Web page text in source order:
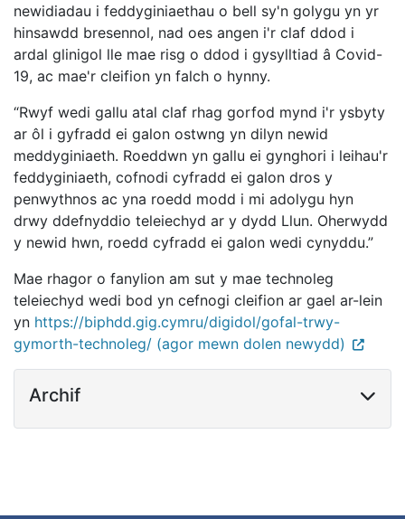
newidiadau i feddyginiaethau o bell sy'n golygu yn yr
hinsawdd bresennol, nad oes angen i'r claf ddod i
ardal glinigol lle mae risg o ddod i gysylltiad â Covid-
19, ac mae'r cleifion yn falch o hynny.
“Rwyf wedi gallu atal claf rhag gorfod mynd i'r ysbyty
ar ôl i gyfradd ei galon ostwng yn dilyn newid
meddyginiaeth. Roeddwn yn gallu ei gynghori i leihau'r
feddyginiaeth, cofnodi cyfradd ei galon dros y
penwythnos ac yna roedd modd i mi adolygu hyn
drwy ddefnyddio teleiechyd ar y dydd Llun. Oherwydd
y newid hwn, roedd cyfradd ei galon wedi cynyddu.”
Mae rhagor o fanylion am sut y mae technoleg
teleiechyd wedi bod yn cefnogi cleifion ar gael ar-lein
yn https://biphdd.gig.cymru/digidol/gofal-trwy-
gymorth-technoleg/ (agor mewn dolen newydd)
Archif